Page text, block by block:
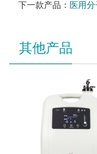
下一款产品： 医用
其他产品